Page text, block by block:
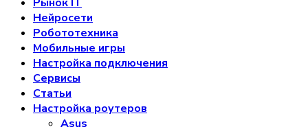
Нейросети
Робототехника
Мобильные игры
Настройка подключения
Сервисы
Статьи
Настройка роутеров
Asus